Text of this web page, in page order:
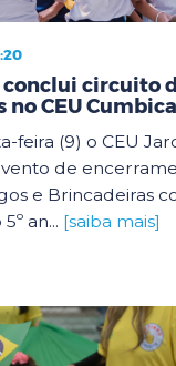
circuito
CEU Cumbica
feira (9) o CEU
de
e Brincadeiras
an... [saiba mais]